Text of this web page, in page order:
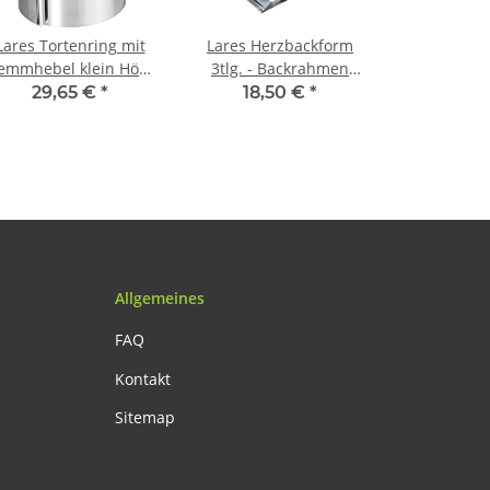
Tortenring mit
klein Höhe
cm, Ø ca. 10 - 18 cm
29,65 € *
Lares Herzbackform
3tlg. - Backrahmen
Tortenring Backform
18,50 € *
Allgemeines
FAQ
Kontakt
Sitemap